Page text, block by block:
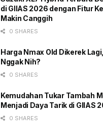
di GIIAS 2026 dengan Fitur
Makin Canggih
0 SHARES
Harga Nmax Old Dikerek
Nggak Nih?
0 SHARES
Kemudahan Tukar Tambah
Menjadi Daya Tarik di GIIAS
0 SHARES